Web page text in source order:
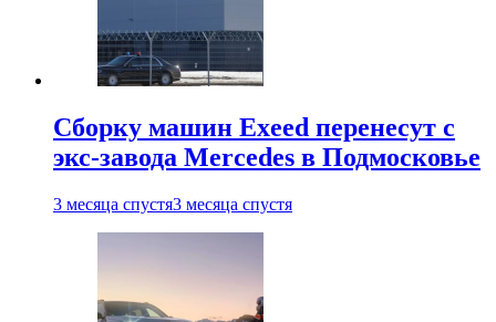
Сборку машин Exeed перенесут с
экс-завода Mercedes в Подмосковье
3 месяца спустя3 месяца спустя